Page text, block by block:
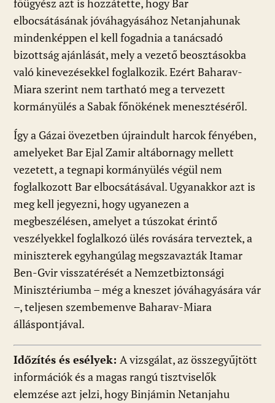
főügyész azt is hozzátette, hogy Bar
elbocsátásának jóváhagyásához Netanjahunak
mindenképpen el kell fogadnia a tanácsadó
bizottság ajánlását, mely a vezető beosztásokba
való kinevezésekkel foglalkozik. Ezért Baharav-
Miara szerint nem tartható meg a tervezett
kormányülés a Sabak főnökének menesztéséről.
Így a Gázai övezetben újraindult harcok fényében,
amelyeket Bar Ejal Zamir altábornagy mellett
vezetett, a tegnapi kormányülés végül nem
foglalkozott Bar elbocsátásával. Ugyanakkor azt is
meg kell jegyezni, hogy ugyanezen a
megbeszélésen, amelyet a túszokat érintő
veszélyekkel foglalkozó ülés rovására terveztek, a
miniszterek egyhangúlag megszavazták Itamar
Ben-Gvir visszatérését a Nemzetbiztonsági
Minisztériumba – még a kneszet jóváhagyására vár
–, teljesen szembemenve Baharav-Miara
álláspontjával.
Időzítés és esélyek: A vizsgálat, az összegyűjtött
információk és a magas rangú tisztviselők
elemzése azt jelzi, hogy Binjámin Netanjahu